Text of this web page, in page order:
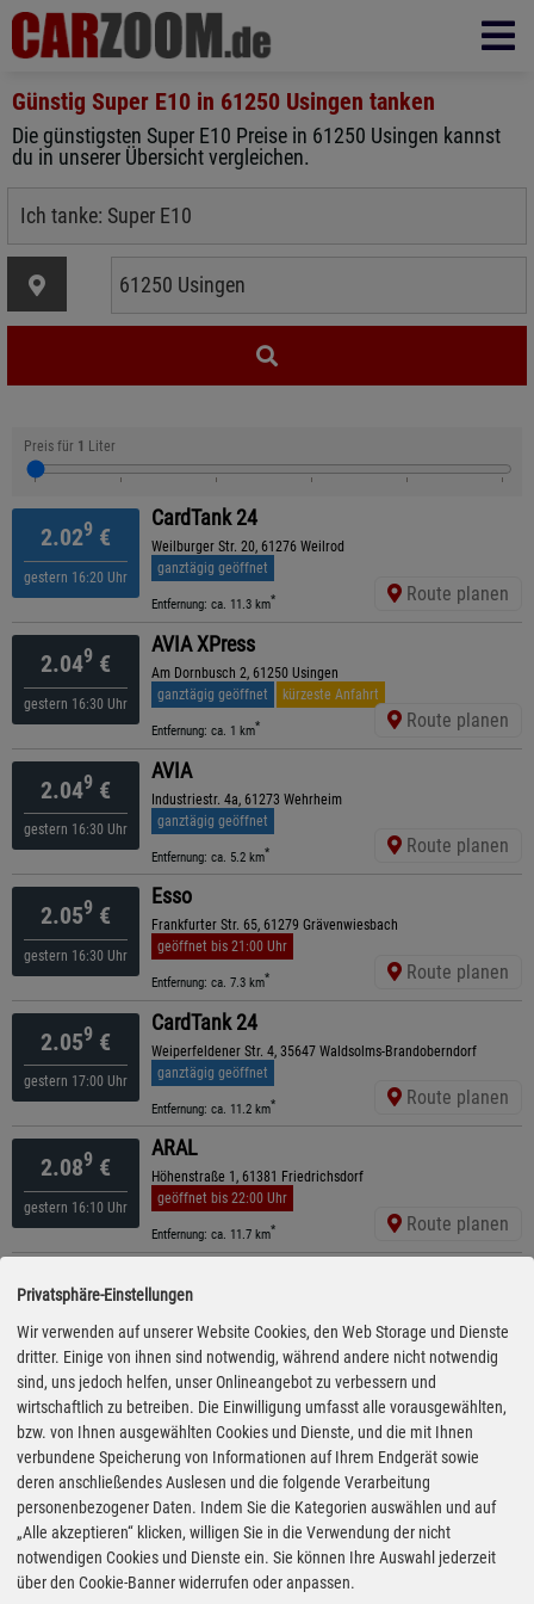
Günstig Super E10 in 61250 Usingen tanken
Die günstigsten Super E10 Preise in 61250 Usingen kannst
du in unserer Übersicht vergleichen.
Preis für 1 Liter
2.029 €
gestern 16:20 Uhr
CardTank 24
Weilburger Str. 20, 61276 Weilrod
ganztägig geöffnet
Entfernung: ca. 11.3 km* Route planen
2.049 €
gestern 16:30 Uhr
AVIA XPress
Am Dornbusch 2, 61250 Usingen
ganztägig geöffnet
kürzeste Anfahrt
Entfernung: ca. 1 km* Route planen
2.049 €
gestern 16:30 Uhr
AVIA
Industriestr. 4a, 61273 Wehrheim
ganztägig geöffnet
Entfernung: ca. 5.2 km* Route planen
2.059 €
gestern 16:30 Uhr
Esso
Frankfurter Str. 65, 61279 Grävenwiesbach
geöffnet bis 21:00 Uhr
Entfernung: ca. 7.3 km* Route planen
2.059 €
gestern 17:00 Uhr
CardTank 24
Weiperfeldener Str. 4, 35647 Waldsolms-Brandoberndorf
ganztägig geöffnet
Entfernung: ca. 11.2 km* Route planen
2.089 €
gestern 16:10 Uhr
ARAL
Höhenstraße 1, 61381 Friedrichsdorf
geöffnet bis 22:00 Uhr
Entfernung: ca. 11.7 km* Route planen
2.089€
gestern 16:10 Uhr
Saalburgstraße 114, 61350 Bad Homburg
ganztägig geöffnet
Entfernung: ca. 11.8 km* Route planen
2.089€
gestern 15:10 Uhr
Shell
Raiffeisenstr. 2, 61191 Rosbach
ganztägig geöffnet
Entfernung: ca. 11.8 km* Route planen
2.089€
gestern 16:00 Uhr
ESSO
Hindenburgring 40 , 61348 Bad Homburg Vor Der Höhe
geöffnet bis 22:00 Uhr
Privatsphäre-Einstellungen
Wir verwenden auf unserer Website Cookies, den Web Storage und Dienste
dritter. Einige von ihnen sind notwendig, während andere nicht notwendig
sind, uns jedoch helfen, unser Onlineangebot zu verbessern und
wirtschaftlich zu betreiben. Die Einwilligung umfasst alle vorausgewählten,
bzw. von Ihnen ausgewählten Cookies und Dienste, und die mit Ihnen
verbundene Speicherung von Informationen auf Ihrem Endgerät sowie
deren anschließendes Auslesen und die folgende Verarbeitung
personenbezogener Daten. Indem Sie die Kategorien auswählen und auf
„Alle akzeptieren“ klicken, willigen Sie in die Verwendung der nicht
notwendigen Cookies und Dienste ein. Sie können Ihre Auswahl jederzeit
über den Cookie-Banner widerrufen oder anpassen.